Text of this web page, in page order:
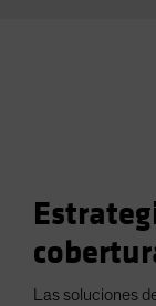
Las soluciones